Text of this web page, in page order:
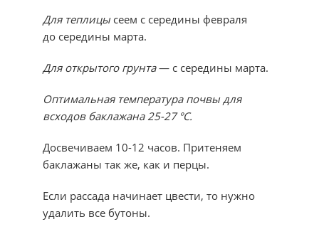
Для теплицысеем с середины февраля
до середины марта.
Для открытого грунта— с середины марта.
Оптимальная температура почвы для
всходов бак­лажана 25-27 °С.
Досвечиваем 10-12 часов. Притеняем
баклажаны так же, как и перцы.
Если рассада начинает цвести, то нужно
удалить все бутоны.